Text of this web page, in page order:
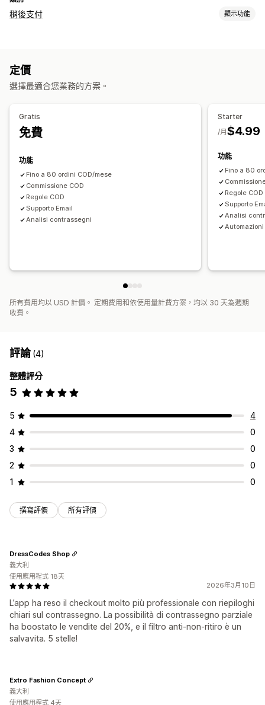
稍後支付 顯示功能
定價
選擇最適合您業務的方案。
Gratis
免費
功能
Fino a 80 ordini COD/mese
Commissione COD
Regole COD
Supporto Email
Analisi contrassegni
Starter
$4.99
/月
功能
Fino a 80
Regole COD
Supporto
Analisi
所有費用均以 USD 計價。 定期費用和依使用量計費方案，均以 30 天為週期
收費。
評論(4)
整體評分
5
5
4
4
0
3
0
2
0
1
0
撰寫評價 所有評價
2026年3月10日
L’app ha reso il checkout molto più professionale con riepiloghi
chiari sul contrassegno. La possibilità di contrassegno parziale
ha boostato le vendite del 20%, e il filtro anti-non-ritiro è un
salvavita. 5 stelle!
DressCodes Shop
義大利
使用應用程式 18天
Extro Fashion Concept
義大利
使用應用程式 4天